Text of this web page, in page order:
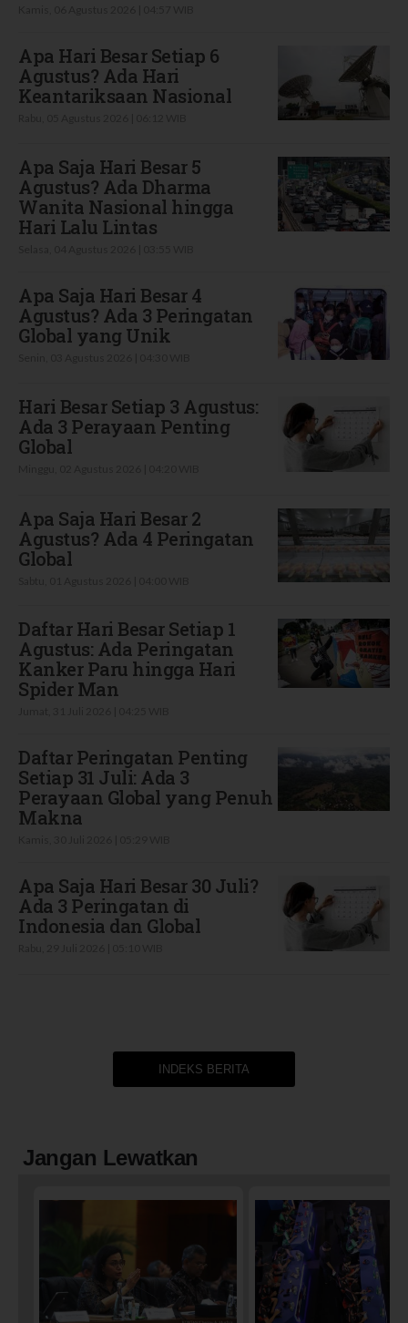
Apa Hari Besar Setiap 6
Agustus? Ada Hari
Keantariksaan Nasional
Apa Saja Hari Besar 5
Agustus? Ada Dharma
Wanita Nasional hingga
Hari Lalu Lintas
Apa Saja Hari Besar 4
Agustus? Ada 3 Peringatan
Global yang Unik
Hari Besar Setiap 3 Agustus:
Ada 3 Perayaan Penting
Global
Apa Saja Hari Besar 2
Agustus? Ada 4 Peringatan
Global
Daftar Hari Besar Setiap 1
Agustus: Ada Peringatan
Kanker Paru hingga Hari
Spider Man
Daftar Peringatan Penting
Setiap 31 Juli: Ada 3
Perayaan Global yang Penuh
Makna
Apa Saja Hari Besar 30 Juli?
Ada 3 Peringatan di
Indonesia dan Global
INDEKS BERITA
Jangan Lewatkan